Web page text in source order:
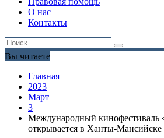
О нас
Контакты
Вы читаете
Главная
2023
Март
3
Международный кинофестиваль
открывается в Ханты-Мансийске